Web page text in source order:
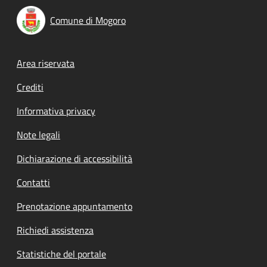
Comune di Mogoro
Footer menu
Area riservata
Crediti
Informativa privacy
Note legali
Dichiarazione di accessibilità
Contatti
Prenotazione appuntamento
Richiedi assistenza
Statistiche del portale